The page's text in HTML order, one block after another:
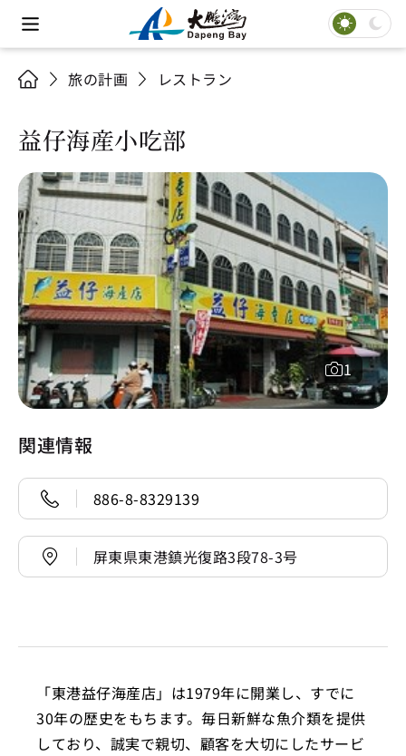
旅の計画 レストラン
益仔海産小吃部
1
関連情報
886-8-8329139
屏東県東港鎮光復路3段78-3号
「東港益仔海産店」は1979年に開業し、すでに
30年の歴史をもちます。毎日新鮮な魚介類を提供
しており、誠実で親切、顧客を大切にしたサービ